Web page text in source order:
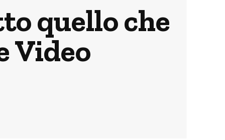
quello che
Video